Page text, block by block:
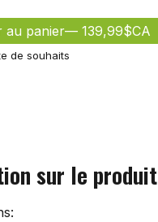
au panier — 139,99$CA
de souhaits
sur le produit